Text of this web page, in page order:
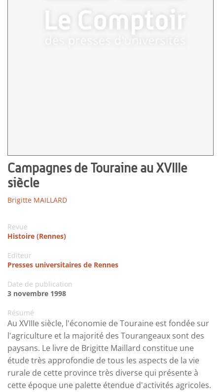
Campagnes de Touraine au XVIIIe
siècle
Brigitte MAILLARD
Revue
Histoire (Rennes)
Editeur
Presses universitaires de Rennes
Date de publication
3 novembre 1998
Résumé
Au XVIIIe siècle, l'économie de Touraine est fondée sur
l'agriculture et la majorité des Tourangeaux sont des
paysans. Le livre de Brigitte Maillard constitue une
étude très approfondie de tous les aspects de la vie
rurale de cette province très diverse qui présente à
cette époque une palette étendue d'activités agricoles.